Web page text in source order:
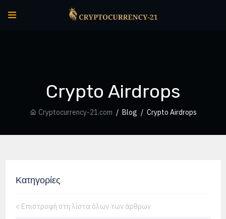
Crypto Airdrops
Cryptocurrency-21.com Blog Crypto Airdrops
Κατηγορίες
< Επιστροφή στη λίστα όλων των άρθρων